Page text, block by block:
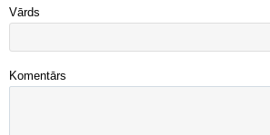
Vārds
Komentārs